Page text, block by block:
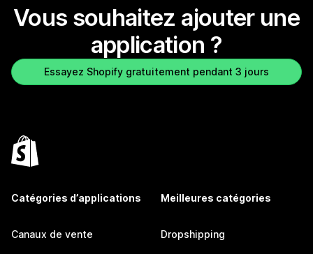
Vous souhaitez ajouter une
application ?
Essayez Shopify gratuitement pendant 3 jours
Catégories d’applications
Canaux de vente
Meilleures catégories
Dropshipping